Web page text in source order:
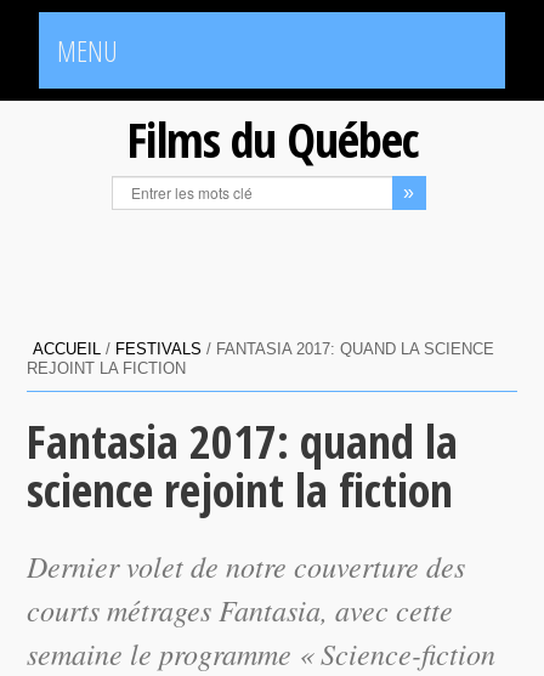
MENU
Films du Québec
ACCUEIL / FESTIVALS / FANTASIA 2017: QUAND LA SCIENCE
REJOINT LA FICTION
Fantasia 2017: quand la
science rejoint la fiction
Dernier volet de notre couverture des
courts métrages Fantasia, avec cette
semaine le programme « Science-fiction